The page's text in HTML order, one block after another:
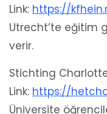
Link: https://
Utrecht’te eğitim
verir.
Stichting
Link: https://
Üniversite